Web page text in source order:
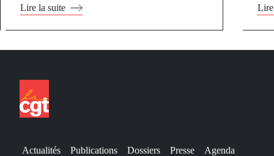
Lire la suite
Actualités Publications Dossiers Presse
Agenda